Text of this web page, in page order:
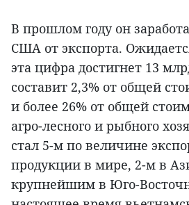
В прошлом году он
США от экспорта.
эта цифра достигнет 13
составит 2,3% от общей
и более 26% от общей
агро-лесного и рыбного
стал 5-м по величине
продукции в мире, 2-м в
крупнейшим в Юго-